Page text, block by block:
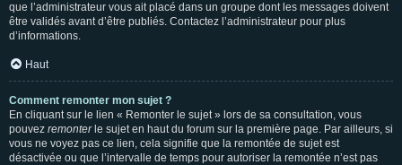
que l’administrateur vous ait placé dans un groupe dont les messages doivent
être validés avant d’être publiés. Contactez l’administrateur pour plus
d’informations.
Haut
Comment remonter mon sujet ?
En cliquant sur le lien « Remonter le sujet » lors de sa consultation, vous
pouvez remonterle sujet en haut du forum sur la première page. Par ailleurs, si
vous ne voyez pas ce lien, cela signifie que la remontée de sujet est
désactivée ou que l’intervalle de temps pour autoriser la remontée n’est pas